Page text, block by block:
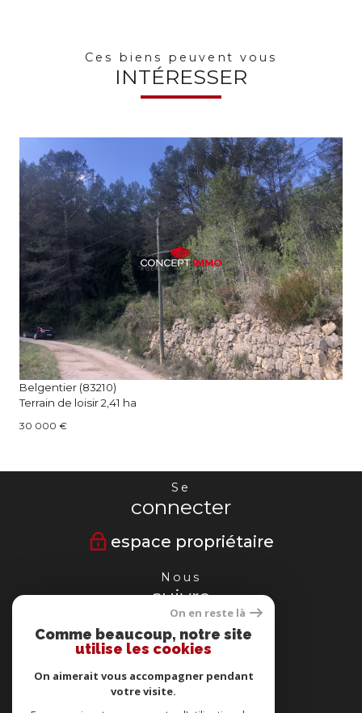
Ces biens peuvent vous
INTÉRESSER
voir le bien
Belgentier (83210)
Terrain de loisir 2,41 ha
30 000 €
Se
connecter
espace propriétaire
Nous
suivre
Nous
adhérons
On en reste là
Comme beaucoup, notre site
utilise les cookies
On aimerait vous accompagner pendant
votre visite.